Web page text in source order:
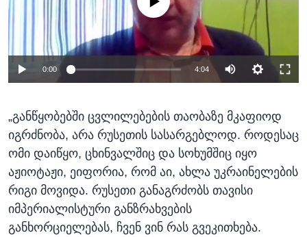
0:00 4:04
„განწყობებში ცვლილებების თაობაზე მკაფიოდ
იგრძნობა, არა რუსეთის სასარგებლოდ. როდესაც
ომი დაიწყო, ცხინვალშიც და სოხუმშიც იყო
აჟიოტაჟი, ეიფორია, რომ აი, ახლა უკრაინელების
რიგი მოვიდა. რუსეთი განაგრძობს თავისი
იმპერიალისტური განზრახვების
განხორციელებას, ჩვენ ვინ რას გვეკითხება.